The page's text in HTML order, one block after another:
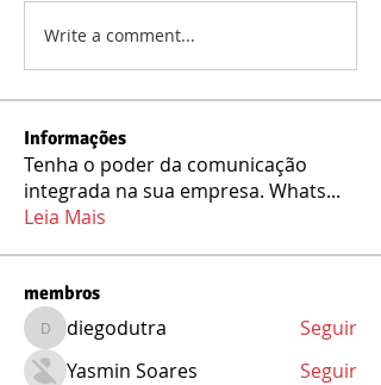
Write a comment...
Informações
Tenha o poder da comunicação
integrada na sua empresa. Whats...
Leia Mais
membros
diegodutra
diegodutra
Seguir
Yasmin Soares
Seguir